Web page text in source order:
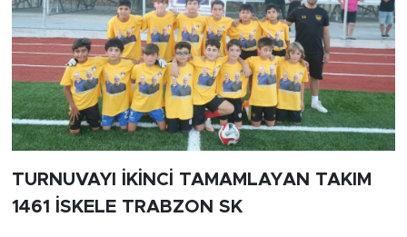
TURNUVAYI İKİNCİ TAMAMLAYAN TAKIM
1461 İSKELE TRABZON SK